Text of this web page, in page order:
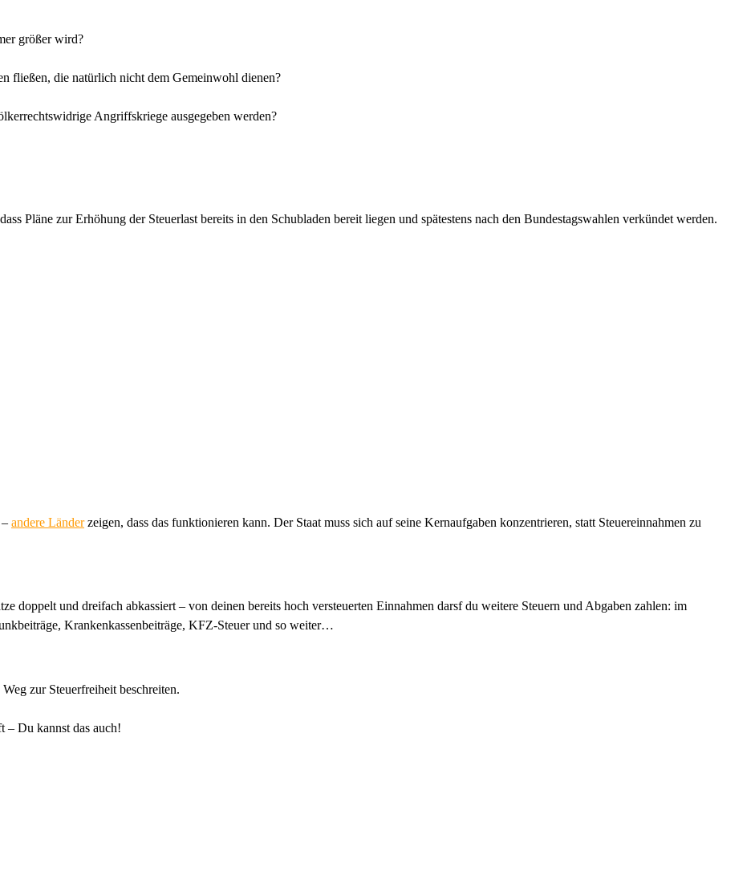
größer wird?
fließen, die natürlich nicht dem Gemeinwohl dienen?
Angriffskriege ausgegeben werden?
Pläne zur Erhöhung der Steuerlast bereits in den Schubladen bereit liegen und spätestens nach den Bundestagswahlen verkündet werden.
andere Länderzeigen, dass das funktionieren kann. Der Staat muss sich auf seine Kernaufgaben konzentrieren, statt Steuereinnahmen zu
doppelt und dreifach abkassiert – von deinen bereits hoch versteuerten Einnahmen darsf du weitere Steuern und Abgaben zahlen: im
Krankenkassenbeiträge, KFZ-Steuer und so weiter…
zur Steuerfreiheit beschreiten.
– Du kannst das auch!